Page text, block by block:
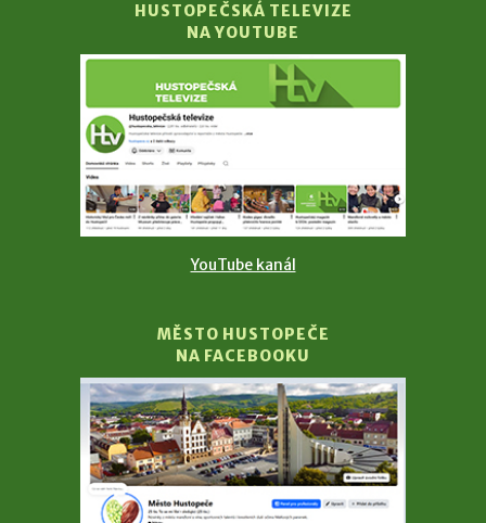
HUSTOPEČSKÁ TELEVIZE
NA YOUTUBE
YouTube kanál
MĚSTO HUSTOPEČE
NA FACEBOOKU